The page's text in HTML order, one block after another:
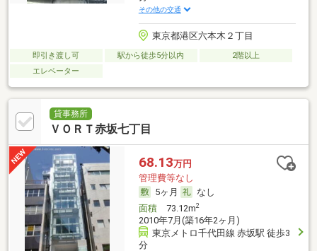
その他の交通
東京都港区六本木２丁目
即引き渡し可 駅から徒歩5分以内
2階以上
エレベーター
貸事務所
ＶＯＲＴ赤坂七丁目
68.13万円
管理費等なし
5ヶ月
なし
面積73.12m2
2010年7月(築16年2ヶ月)
東京メトロ千代田線 赤坂駅 徒歩3
分